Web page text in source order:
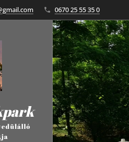
0670 25 55 35 0